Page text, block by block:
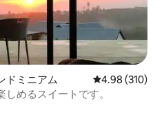
ドミニアム レビュー310
4.98 (310)
めるスイートです。